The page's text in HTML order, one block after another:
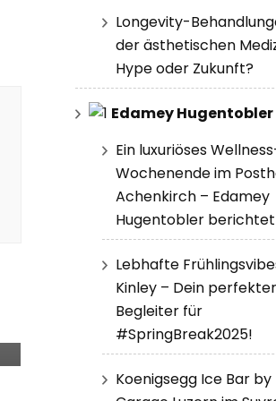
Longevity-
der ästhetischen
Hype oder Zukunft?
Edamey Hugentobler
Ein luxuriöses
Wochenende im
Achenkirch – Edamey
Hugentobler berichtet
Lebhafte
Kinley – Dein perfekter
Begleiter für
#SpringBreak2025!
Koenigsegg Ice Bar by